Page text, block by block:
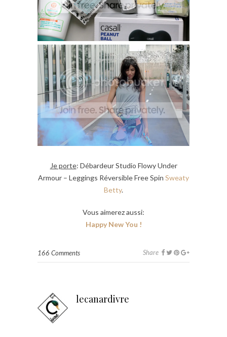
Je porte: Débardeur Studio Flowy Under
Armour – Leggings Réversible Free Spin Sweaty
Betty.
Vous aimerez aussi:
Happy New You !
166 Comments Share
lecanardivre